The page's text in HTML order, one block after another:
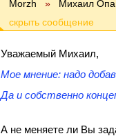
Morzh » Михаил
Уважаемый Михаил,
Мое мнение: надо
Да и собственно
А не меняете ли Вы